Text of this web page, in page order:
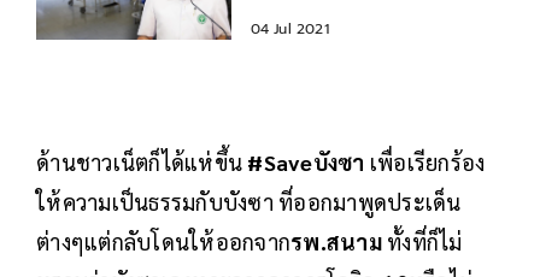
04 Jul 2021
ด้านชาวเน็ตก็ได้แห่ขึ้น #Saveบังซา เพื่อเรียกร้อง
ให้ความเป็นธรรมกับบังซา ที่ออกมาพูดประเด็น
ต่างๆแต่กลับโดนให้ออกจากรพ.สนาม ทั้งที่ก็ไม่